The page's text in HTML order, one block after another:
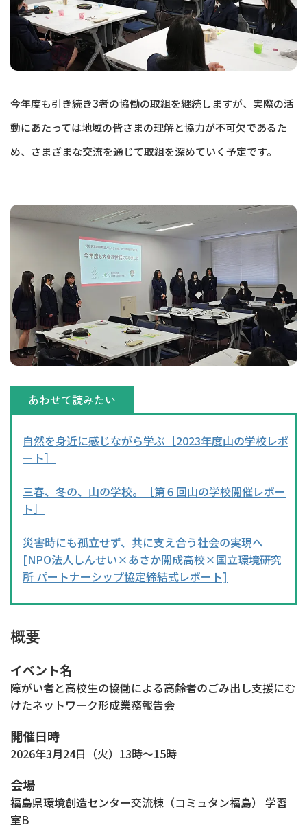
今年度も引き続き3者の協働の取組を継続しますが、実際の活
動にあたっては地域の皆さまの理解と協力が不可欠であるた
め、さまざまな交流を通じて取組を深めていく予定です。
あわせて読みたい
自然を身近に感じながら学ぶ［2023年度山の学校レポ
ート］
三春、冬の、山の学校。［第６回山の学校開催レポー
ト］
災害時にも孤立せず、共に支え合う社会の実現へ
[NPO法人しんせい×あさか開成高校×国立環境研究
所 パートナーシップ協定締結式レポート]
概要
イベント名
障がい者と高校生の協働による高齢者のごみ出し支援にむ
けたネットワーク形成業務報告会
開催日時
2026年3月24日（火）13時～15時
会場
福島県環境創造センター交流棟（コミュタン福島） 学習
室B